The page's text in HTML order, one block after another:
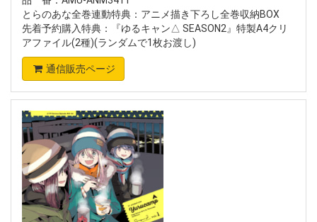
とらのあな全巻連動特典：アニメ描き下ろし全巻収納BOX
先着予約購入特典：『ゆるキャン△ SEASON2』特製A4クリ
アファイル(2種)(ランダムで1枚お渡し)
通信販売ページ